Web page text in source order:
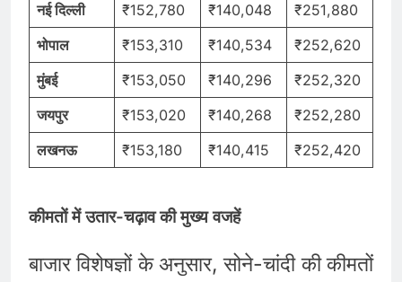
नई दिल्ली ₹152,780 ₹140,048
₹251,880
भोपाल
₹153,310 ₹140,534
₹252,620
मुंबई
₹153,050 ₹140,296
₹252,320
जयपुर
₹153,020 ₹140,268
₹252,280
लखनऊ
₹153,180 ₹140,415 ₹252,420
कीमतों में उतार-चढ़ाव की मुख्य वजहें
बाजार विशेषज्ञों के अनुसार, सोने-चांदी की कीमतों